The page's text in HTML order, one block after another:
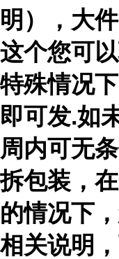
明），大
这个您可
特殊情况
即可发.如
周内可无
拆包装，
的情况下
相关说明